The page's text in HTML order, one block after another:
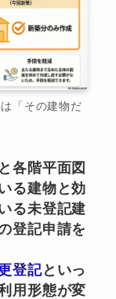
「その建物だ
各階平面図
る建物と効
る未登記建
登記申請を
登記といっ
用形態が変